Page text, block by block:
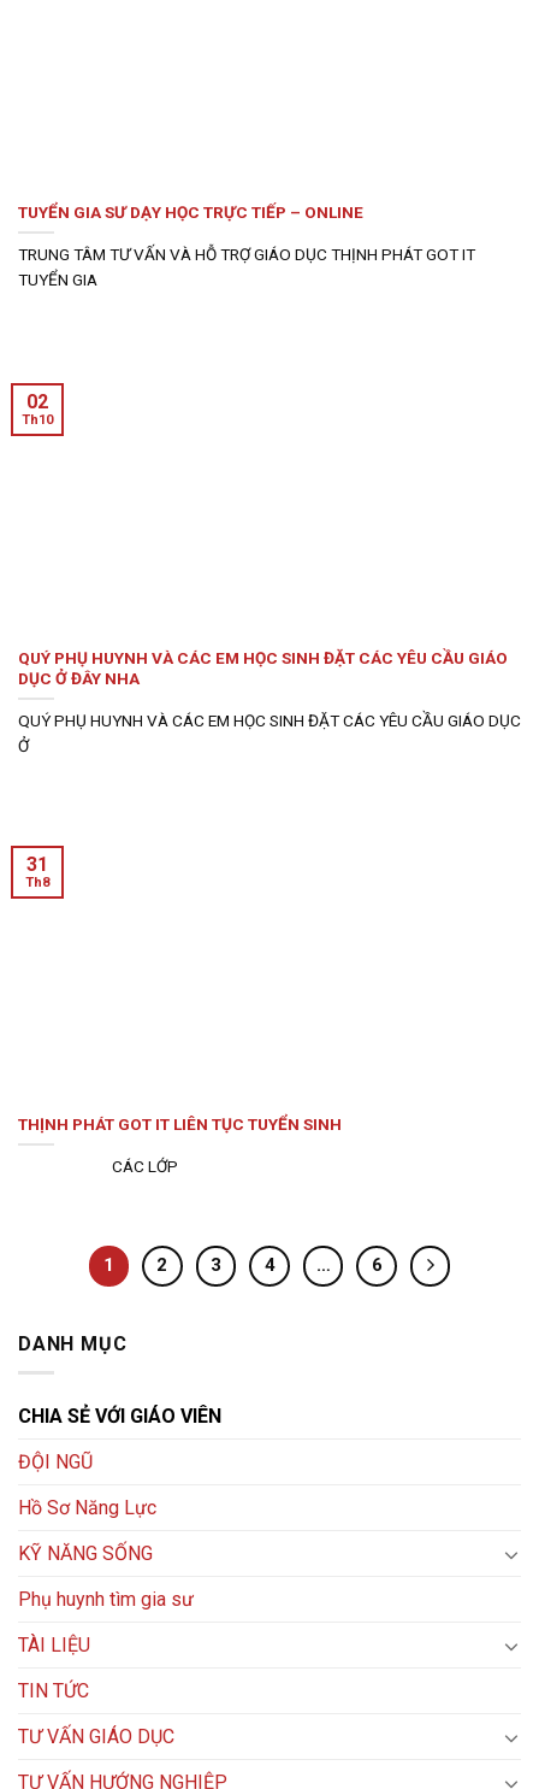
DANH MỤC
CHIA SẺ VỚI GIÁO VIÊN
ĐỘI NGŨ
Hồ Sơ Năng Lực
KỸ NĂNG SỐNG
Phụ huynh tìm gia sư
TÀI LIỆU
TIN TỨC
TƯ VẤN GIÁO DỤC
TƯ VẤN HƯỚNG NGHIỆP
TUYỂN GIA SƯ DẠY HỌC TRỰC TIẾP – ONLINE
TRUNG TÂM TƯ VẤN VÀ HỖ TRỢ GIÁO DỤC THỊNH PHÁT GOT IT
TUYỂN GIA
QUÝ PHỤ HUYNH VÀ CÁC EM HỌC SINH ĐẶT CÁC YÊU CẦU GIÁO
DỤC Ở ĐÂY NHA
QUÝ PHỤ HUYNH VÀ CÁC EM HỌC SINH ĐẶT CÁC YÊU CẦU GIÁO DỤC
Ở
02
Th10
THỊNH PHÁT GOT IT LIÊN TỤC TUYỂN SINH
CÁC LỚP
31
Th8
1 2 3 4 … 6